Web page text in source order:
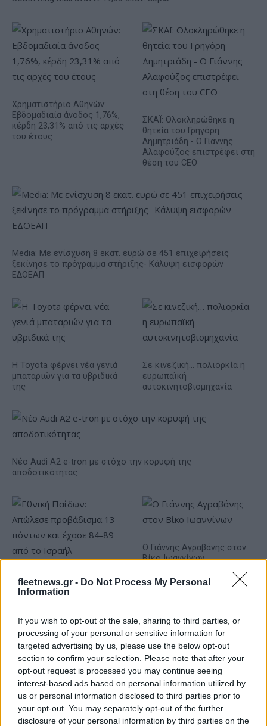
fleetnews.gr - Do Not Process My Personal
Information
If you wish to opt-out of the sale, sharing to third parties, or
processing of your personal or sensitive information for
targeted advertising by us, please use the below opt-out
section to confirm your selection. Please note that after your
opt-out request is processed you may continue seeing
interest-based ads based on personal information utilized by
us or personal information disclosed to third parties prior to
your opt-out. You may separately opt-out of the further
disclosure of your personal information by third parties on the
Χρηματιστήριο Αθηνών:
Εβδομαδιαία άνοδος 1,76%,
κέρδη 23,31% από τις αρχές
του έτους
ΣΚΑΪ: Ολοκληρώθηκε η
θητεία του Γρηγόρη
Δημητριάδη - Ο Γιάννης
Αλαφούζος επιστρέφει στη
θέση του CEO
Media: Με ενίσχυση 8 εκατ. ευρώ σε 451 επιχειρήσεις
ξεκίνησε το πρόγραμμα στήριξης- Κάλυψη εισφορών
ΕΔΟΕΑΠ
Η Toyota φέρνει νέα γενιά
μπαταριών για τα υβριδικά
της
Σε κινεζική… πολιορκία η
ευρωπαϊκή
αυτοκινητοβιομηχανία
Νέο Audi A2 e-tron με στόχο την κορυφή της
αποδοτικότητας
Εθνική Παίδων: Απώλεσε
προβάδισμα 13 πόντων και
Ο Γιάννης Αγραβάνης στον
Βίκο Ιωαννίνων
Ελληνική Αναπτυξιακή Τράπεζα: Με «προίκα» 2 δισ. ευρώ
ανοίγει δρόμο για δάνεια έως 5 δισ. σε μικρομεσαίες